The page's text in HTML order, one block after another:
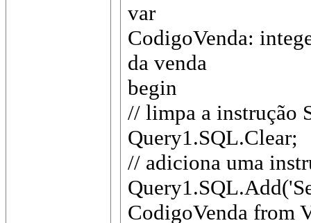
var
CodigoVenda:
da venda
begin
// limpa a instrução
Query1.SQL.Clear;
// adiciona uma
CodigoVenda from